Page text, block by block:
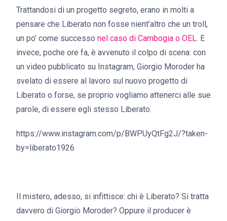
Trattandosi di un progetto segreto, erano in molti a
pensare che Liberato non fosse nient’altro che un troll,
un po’ come successo nel caso di Cambogia o OEL. E
invece, poche ore fa, è avvenuto il colpo di scena: con
un video pubblicato su Instagram, Giorgio Moroder ha
svelato di essere al lavoro sul nuovo progetto di
Liberato o forse, se proprio vogliamo attenerci alle sue
parole, di essere egli stesso Liberato.
https://www.instagram.com/p/BWPUyQtFg2J/?taken-
by=liberato1926
Il mistero, adesso, si infittisce: chi è Liberato? Si tratta
davvero di Giorgio Moroder? Oppure il producer è